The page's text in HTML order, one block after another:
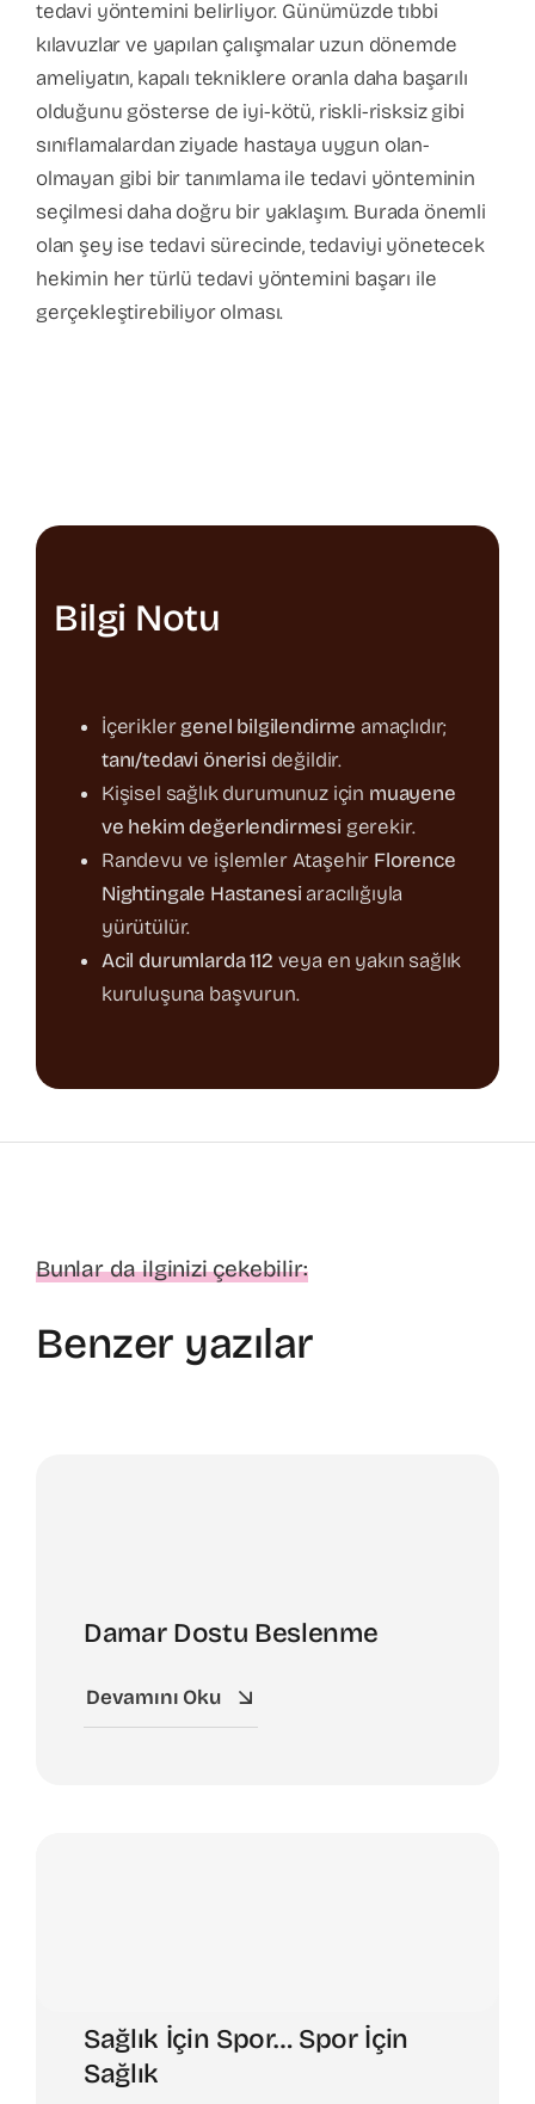
tedavi yöntemini belirliyor. Günümüzde tıbbi
kılavuzlar ve yapılan çalışmalar uzun dönemde
ameliyatın, kapalı tekniklere oranla daha başarılı
olduğunu gösterse de iyi-kötü, riskli-risksiz gibi
sınıflamalardan ziyade hastaya uygun olan-
olmayan gibi bir tanımlama ile tedavi yönteminin
seçilmesi daha doğru bir yaklaşım. Burada önemli
olan şey ise tedavi sürecinde, tedaviyi yönetecek
hekimin her türlü tedavi yöntemini başarı ile
gerçekleştirebiliyor olması.
Bilgi Notu
İçeriklergenel bilgilendirme amaçlıdır;
tanı/tedavi önerisideğildir.
Kişisel sağlık durumunuz için muayene
ve hekim değerlendirmesigerekir.
Randevu ve işlemler Ataşehir Florence
Nightingale Hastanesiaracılığıyla
yürütülür.
Acil durumlarda 112 veya en yakın sağlık
kuruluşuna başvurun.
Bunlar da ilginizi çekebilir:
Benzer yazılar
Damar Dostu Beslenme
Devamını Oku
Sağlık İçin Spor… Spor İçin
Sağlık